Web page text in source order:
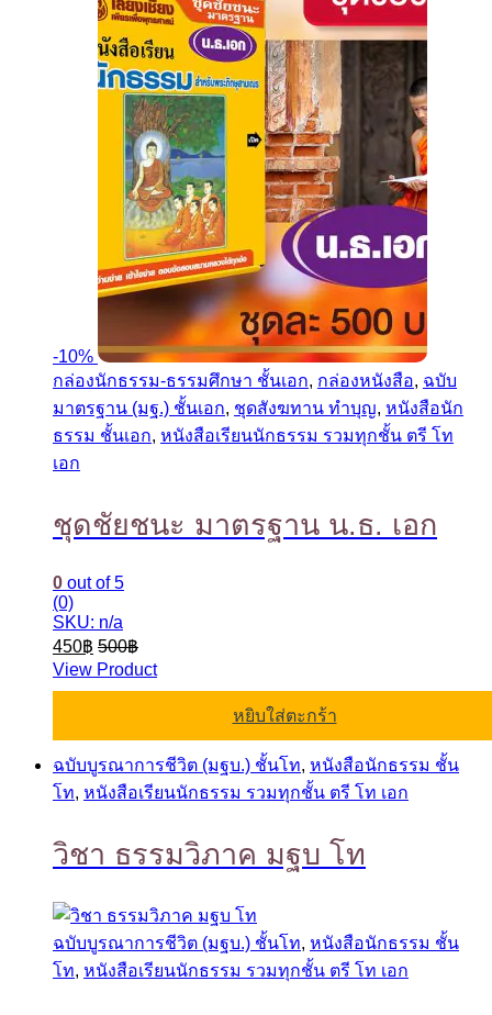
-10%
กล่องนักธรรม-ธรรมศึกษา ชั้นเอก, กล่องหนังสือ, ฉบับ
มาตรฐาน (มฐ.) ชั้นเอก, ชุดสังฆทาน ทำบุญ, หนังสือนัก
ธรรม ชั้นเอก, หนังสือเรียนนักธรรม รวมทุกชั้น ตรี โท
เอก
ชุดชัยชนะ มาตรฐาน น.ธ. เอก
0 out of 5
(0)
SKU: n/a
450฿ 500฿
View Product
หยิบใส่ตะกร้า
ฉบับบูรณาการชีวิต (มฐบ.) ชั้นโท, หนังสือนักธรรม ชั้น
โท, หนังสือเรียนนักธรรม รวมทุกชั้น ตรี โท เอก
วิชา ธรรมวิภาค มฐบ โท
ฉบับบูรณาการชีวิต (มฐบ.) ชั้นโท, หนังสือนักธรรม ชั้น
โท, หนังสือเรียนนักธรรม รวมทุกชั้น ตรี โท เอก